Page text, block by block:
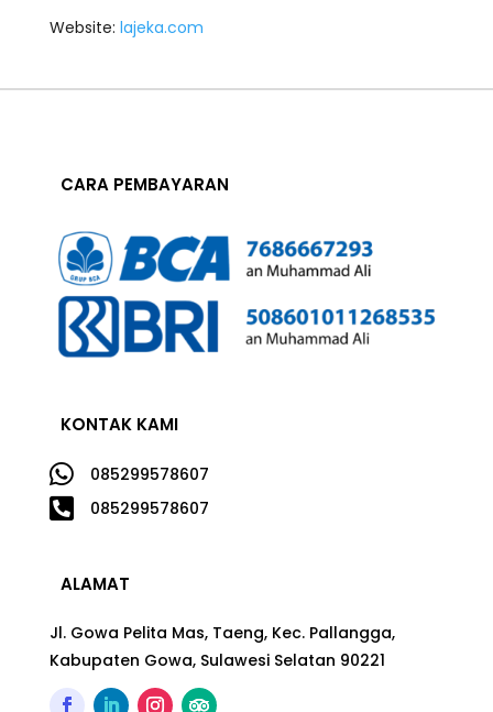
Website: lajeka.com
CARA PEMBAYARAN
KONTAK KAMI
 085299578607
 085299578607
ALAMAT
Jl. Gowa Pelita Mas, Taeng, Kec. Pallangga,
Kabupaten Gowa, Sulawesi Selatan 90221